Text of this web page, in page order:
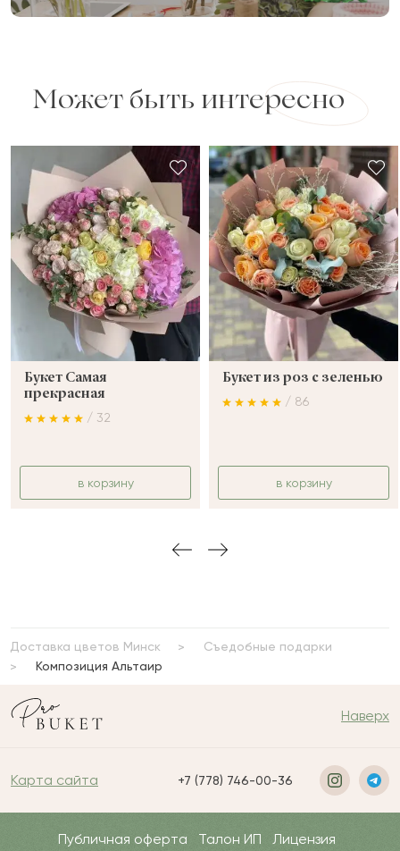
Может быть интересно
Букет Самая
прекрасная
/ 32
в корзину
Букет из роз с зеленью
/ 86
в корзину
Доставка цветов Минск
Съедобные подарки
Композиция Альтаир
Наверх
Карта сайта +7 (778) 746-00-36
Публичная оферта Талон ИП
Лицензия